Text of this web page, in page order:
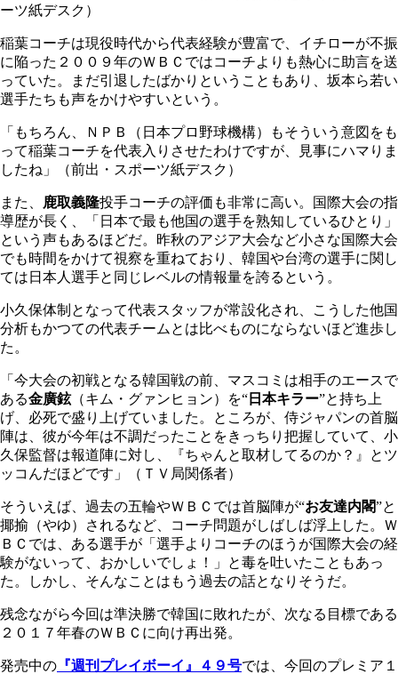
ーツ紙デスク）
稲葉コーチは現役時代から代表経験が豊富で、イチローが不振
に陥った２００９年のＷＢＣではコーチよりも熱心に助言を送
っていた。まだ引退したばかりということもあり、坂本ら若い
選手たちも声をかけやすいという。
「もちろん、ＮＰＢ（日本プロ野球機構）もそういう意図をも
って稲葉コーチを代表入りさせたわけですが、見事にハマりま
したね」（前出・スポーツ紙デスク）
また、 鹿取義隆投手コーチの評価も非常に高い。国際大会の指
導歴が長く、「日本で最も他国の選手を熟知しているひとり」
という声もあるほどだ。昨秋のアジア大会など小さな国際大会
でも時間をかけて視察を重ねており、韓国や台湾の選手に関し
ては日本人選手と同じレベルの情報量を誇るという。
小久保体制となって代表スタッフが常設化され、こうした他国
分析もかつての代表チームとは比べものにならないほど進歩し
た。
「今大会の初戦となる韓国戦の前、マスコミは相手のエースで
ある金廣鉉（キム・グァンヒョン）を“ 日本キラー”と持ち上
げ、必死で盛り上げていました。ところが、侍ジャパンの首脳
陣は、彼が今年は不調だったことをきっちり把握していて、小
久保監督は報道陣に対し、『ちゃんと取材してるのか？』とツ
ッコんだほどです」（ＴＶ局関係者）
そういえば、過去の五輪やＷＢＣでは首脳陣が“お友達内閣”と
揶揄（やゆ）されるなど、コーチ問題がしばしば浮上した。Ｗ
ＢＣでは、ある選手が「選手よりコーチのほうが国際大会の経
験がないって、おかしいでしょ！」と毒を吐いたこともあっ
た。しかし、そんなことはもう過去の話となりそうだ。
残念ながら今回は準決勝で韓国に敗れたが、次なる目標である
２０１７年春のＷＢＣに向け再出発。
発売中の 『週刊プレイボーイ』４９号では、今回のプレミア１